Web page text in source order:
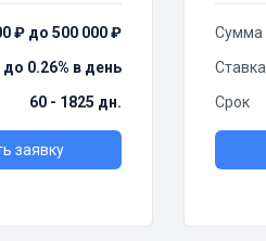
₽ до 500 000 ₽
до 0.26% в день
60 - 1825 дн.
заявку
Сумма
Ставка
Срок